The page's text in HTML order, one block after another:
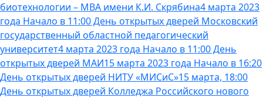
биотехнологии – МВА имени К.И. Скрябина4 марта 2023
года Начало в 11:00 День открытых дверей Московский
государственный областной педагогический
университет4 марта 2023 года Начало в 11:00 День
открытых дверей МАИ15 марта 2023 года Начало в 16:20
День открытых дверей НИТУ «МИСиС»15 марта, 18:00
День открытых дверей Колледжа Российского нового